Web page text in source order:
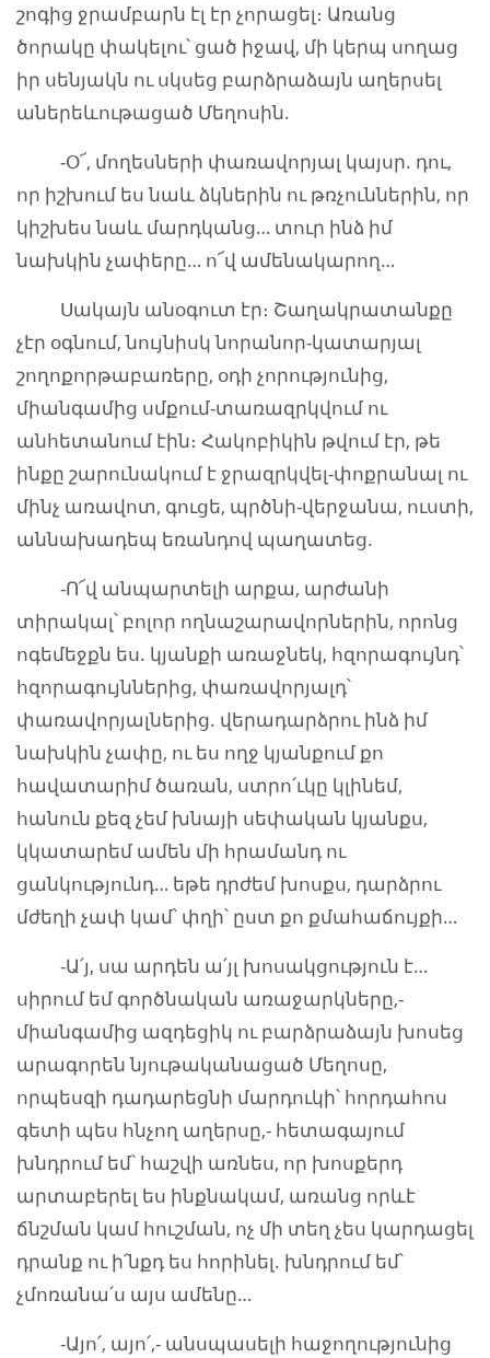
շոգից ջրամբարն էլ էր չորացել։ Առանց
ծորակը փակելու՝ ցած իջավ, մի կերպ սողաց
իր սենյակն ու սկսեց բարձրաձայն աղերսել
աներեևութացած Մեղոսին.
-Օ՜, մողեսների փառավորյալ կայսր. դու,
որ իշխում ես նաև ձկներին ու թռչուններին, որ
կիշխես նաև մարդկանց… տուր ինձ իմ
նախկին չափերը… ո՜վ ամենակարող…
Սակայն անօգուտ էր։ Շաղակրատանքը
չէր օգնում, նույնիսկ նորանոր-կատարյալ
շողոքորթաբառերը, օդի չորությունից,
միանգամից սմքում-տառազրկվում ու
անհետանում էին։ Հակոբիկին թվում էր, թե
ինքը շարունակում է ջրազրկվել-փոքրանալ ու
մինչ առավոտ, գուցե, պրծնի-վերջանա, ուստի,
աննախադեպ եռանդով պաղատեց.
-Ո՜վ անպարտելի արքա, արժանի
տիրակալ՝ բոլոր ողնաշարավորներին, որոնց
ոգեմեջքն ես. կյանքի առաջնեկ, հզորագույնդ՝
հզորագույններից, փառավորյալդ՝
փառավորյալներից. վերադարձրու ինձ իմ
նախկին չափը, ու ես ողջ կյանքում քո
հավատարիմ ծառան, ստրո՛ւկը կլինեմ,
հանուն քեզ չեմ խնայի սեփական կյանքս,
կկատարեմ ամեն մի հրամանդ ու
ցանկությունդ… եթե դրժեմ խոսքս, դարձրու
մժեղի չափ կամ՝ փղի՝ ըստ քո քմահաճույքի…
-Ա՛յ, սա արդեն ա՛յլ խոսակցություն է…
սիրում եմ գործնական առաջարկները,-
միանգամից ազդեցիկ ու բարձրաձայն խոսեց
արագորեն նյութականացած Մեղոսը,
որպեսզի դադարեցնի մարդուկի՝ հորդահոս
գետի պես հնչող աղերսը,- հետագայում
խնդրում եմ՝ հաշվի առնես, որ խոսքերդ
արտաբերել ես ինքնակամ, առանց որևէ
ճնշման կամ հուշման, ոչ մի տեղ չես կարդացել
դրանք ու ի՛նքդ ես հորինել. խնդրում եմ՝
չմոռանա՛ս այս ամենը…
-Այո՛, այո՛,- անսպասելի հաջողությունից